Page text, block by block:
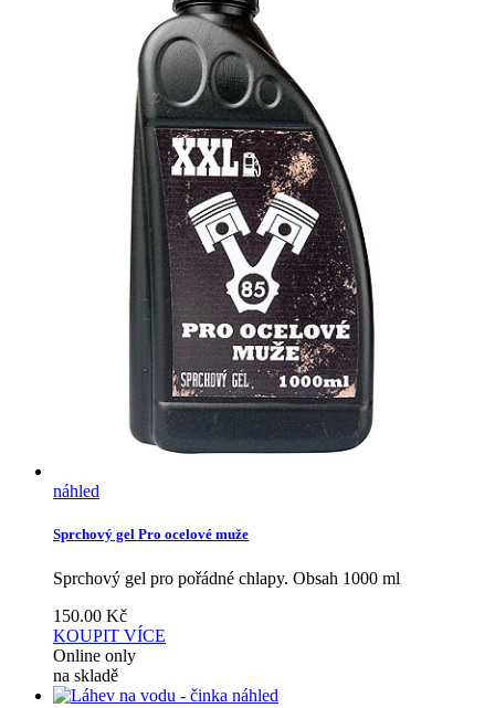
náhled
Sprchový gel Pro ocelové muže
Sprchový gel pro pořádné chlapy. Obsah 1000 ml
150.00 Kč
KOUPIT VÍCE
Online only
na skladě
náhled